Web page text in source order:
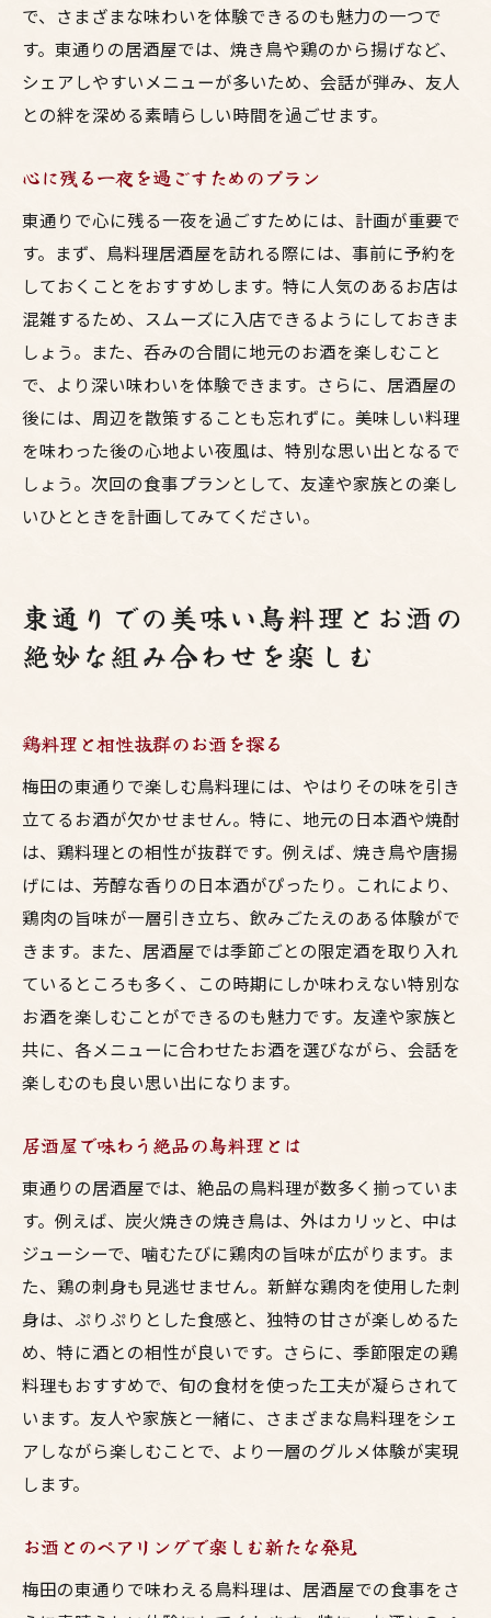
で、さまざまな味わいを体験できるのも魅力の一つで
す。東通りの居酒屋では、焼き鳥や鶏のから揚げなど、
シェアしやすいメニューが多いため、会話が弾み、友人
との絆を深める素晴らしい時間を過ごせます。
心に残る一夜を過ごすためのプラン
東通りで心に残る一夜を過ごすためには、計画が重要で
す。まず、鳥料理居酒屋を訪れる際には、事前に予約を
しておくことをおすすめします。特に人気のあるお店は
混雑するため、スムーズに入店できるようにしておきま
しょう。また、呑みの合間に地元のお酒を楽しむこと
で、より深い味わいを体験できます。さらに、居酒屋の
後には、周辺を散策することも忘れずに。美味しい料理
を味わった後の心地よい夜風は、特別な思い出となるで
しょう。次回の食事プランとして、友達や家族との楽し
いひとときを計画してみてください。
東通りでの美味い鳥料理とお酒の
絶妙な組み合わせを楽しむ
鶏料理と相性抜群のお酒を探る
梅田の東通りで楽しむ鳥料理には、やはりその味を引き
立てるお酒が欠かせません。特に、地元の日本酒や焼酎
は、鶏料理との相性が抜群です。例えば、焼き鳥や唐揚
げには、芳醇な香りの日本酒がぴったり。これにより、
鶏肉の旨味が一層引き立ち、飲みごたえのある体験がで
きます。また、居酒屋では季節ごとの限定酒を取り入れ
ているところも多く、この時期にしか味わえない特別な
お酒を楽しむことができるのも魅力です。友達や家族と
共に、各メニューに合わせたお酒を選びながら、会話を
楽しむのも良い思い出になります。
居酒屋で味わう絶品の鳥料理とは
東通りの居酒屋では、絶品の鳥料理が数多く揃っていま
す。例えば、炭火焼きの焼き鳥は、外はカリッと、中は
ジューシーで、噛むたびに鶏肉の旨味が広がります。ま
た、鶏の刺身も見逃せません。新鮮な鶏肉を使用した刺
身は、ぷりぷりとした食感と、独特の甘さが楽しめるた
め、特に酒との相性が良いです。さらに、季節限定の鶏
料理もおすすめで、旬の食材を使った工夫が凝らされて
います。友人や家族と一緒に、さまざまな鳥料理をシェ
アしながら楽しむことで、より一層のグルメ体験が実現
します。
お酒とのペアリングで楽しむ新たな発見
梅田の東通りで味わえる鳥料理は、居酒屋での食事をさ